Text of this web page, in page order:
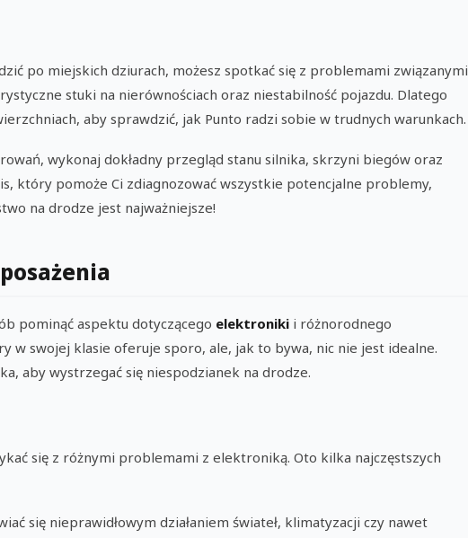
po miejskich dziurach, możesz spotkać się z problemami związanymi
stuki na nierównościach oraz niestabilność pojazdu. Dlatego
aby sprawdzić, jak Punto radzi sobie w trudnych warunkach.
wykonaj dokładny przegląd stanu silnika, skrzyni biegów oraz
który pomoże Ci zdiagnozować wszystkie potencjalne problemy,
na drodze jest najważniejsze!
pominąć aspektu dotyczącego elektroniki i różnorodnego
w swojej klasie oferuje sporo, ale, jak to bywa, nic nie jest idealne.
aby wystrzegać się niespodzianek na drodze.
się z różnymi problemami z elektroniką. Oto kilka najczęstszych
się nieprawidłowym działaniem świateł, klimatyzacji czy nawet